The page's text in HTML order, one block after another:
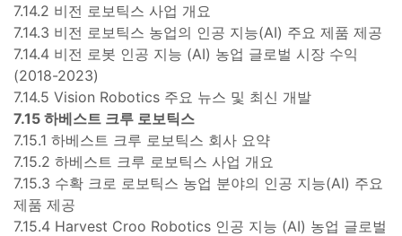
7.14.2 비전 로보틱스 사업 개요
7.14.3 비전 로보틱스 농업의 인공 지능(AI) 주요 제품 제공
7.14.4 비전 로봇 인공 지능 (AI) 농업 글로벌 시장 수익
(2018-2023)
7.14.5 Vision Robotics 주요 뉴스 및 최신 개발
7.15 하베스트 크루 로보틱스
7.15.1 하베스트 크루 로보틱스 회사 요약
7.15.2 하베스트 크루 로보틱스 사업 개요
7.15.3 수확 크로 로보틱스 농업 분야의 인공 지능(AI) 주요
제품 제공
7.15.4 Harvest Croo Robotics 인공 지능 (AI) 농업 글로벌